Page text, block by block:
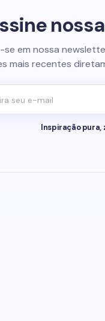
se em nossa
mais recentes
Inspiração pura,